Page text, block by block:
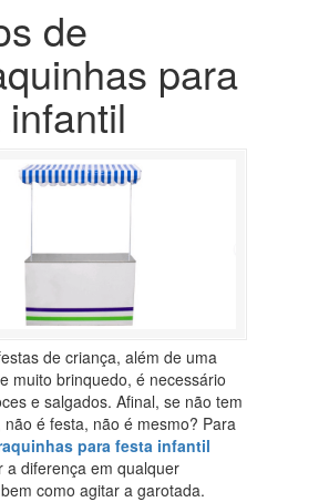
de
para
de criança, além de uma
muito brinquedo, é necessário
e salgados. Afinal, se não tem
é festa, não é mesmo? Para
para festa infantil
a diferença em qualquer
como agitar a garotada.